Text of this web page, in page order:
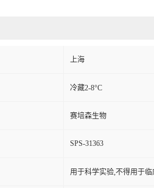
上海
冷藏2-8°C
赛培森生物
SPS-31363
用于科学实验,不得用于临